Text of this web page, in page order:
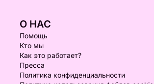
О НАС
Помощь
Кто мы
Как это работает?
Пресса
Политика конфиденциальности